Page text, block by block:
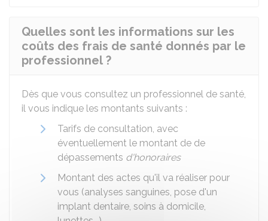
Quelles sont les informations sur les
coûts des frais de santé donnés par le
professionnel ?
Dès que vous consultez un professionnel de santé,
il vous indique les montants suivants :
Tarifs de consultation, avec
éventuellement le montant de de
dépassements d'honoraires
Montant des actes qu'il va réaliser pour
vous (analyses sanguines, pose d'un
implant dentaire, soins à domicile,